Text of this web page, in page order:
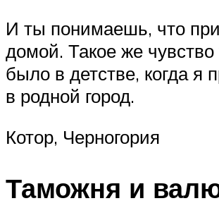
И ты понимаешь, что
домой. Такое же
было в детстве, когда я
в родной город.
Котор, Черногория
Таможня и